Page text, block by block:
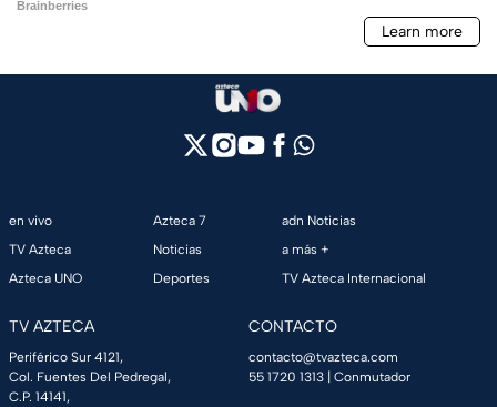
en vivo
TV Azteca
Azteca UNO
Azteca 7
Noticias
Deportes
adn Noticias
a más +
TV Azteca Internacional
TV AZTECA
Periférico Sur 4121,
Col. Fuentes Del Pedregal,
C.P. 14141,
CONTACTO
contacto@tvazteca.com
55 1720 1313 | Conmutador